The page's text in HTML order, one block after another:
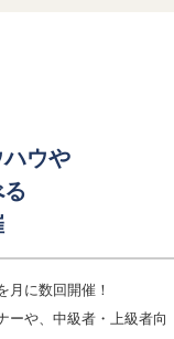
ウや
月に数回開催！
ーや、中級者・上級者向